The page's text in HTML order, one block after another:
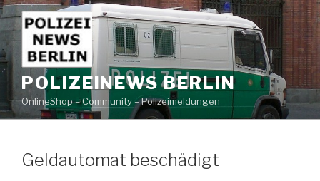
Zum
Inhalt
springen
POLIZEINEWS BERLIN
OnlineShop – Community – Polizeimeldungen
Geldautomat beschädigt